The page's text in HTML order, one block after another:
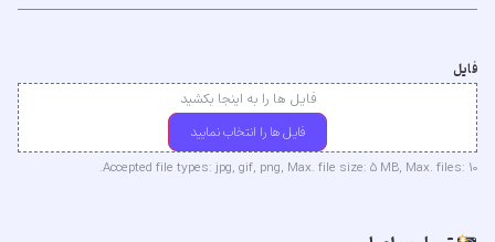
فایل
فایل ها را به اینجا بکشید
فایل ها را انتخاب نمایید
Accepted file types: jpg, gif, png, Max. file size: 5 MB, Max. files: 10.